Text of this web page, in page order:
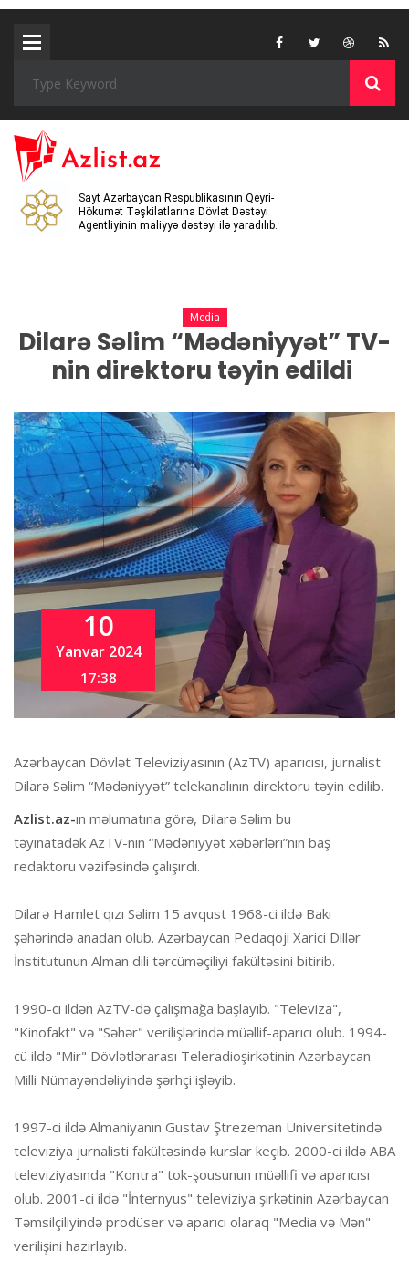
Sayt Azərbaycan Respublikasının Qeyri-
Hökumət Təşkilatlarına Dövlət Dəstəyi
Agentliyinin maliyyə dəstəyi ilə yaradılıb.
Media
Dilarə Səlim “Mədəniyyət” TV-
nin direktoru təyin edildi
10
Yanvar 2024
17:38
Azərbaycan Dövlət Televiziyasının (AzTV) aparıcısı, jurnalist
Dilarə Səlim “Mədəniyyət” telekanalının direktoru təyin edilib.
Azlist.az-ın məlumatına görə, Dilarə Səlim bu
təyinatadək AzTV-nin “Mədəniyyət xəbərləri”nin baş
redaktoru vəzifəsində çalışırdı.
Dilarə Hamlet qızı Səlim 15 avqust 1968-ci ildə Bakı
şəhərində anadan olub. Azərbaycan Pedaqoji Xarici Dillər
İnstitutunun Alman dili tərcüməçiliyi fakültəsini bitirib.
1990-cı ildən AzTV-də çalışmağa başlayıb. "Televiza",
"Kinofakt" və "Səhər" verilişlərində müəllif-aparıcı olub. 1994-
cü ildə "Mir" Dövlətlərarası Teleradioşirkətinin Azərbaycan
Milli Nümayəndəliyində şərhçi işləyib.
1997-ci ildə Almaniyanın Gustav Ştrezeman Universitetində
televiziya jurnalisti fakültəsində kurslar keçib. 2000-ci ildə ABA
televiziyasında "Kontra" tok-şousunun müəllifi və aparıcısı
olub. 2001-ci ildə "İnternyus" televiziya şirkətinin Azərbaycan
Təmsilçiliyində prodüser və aparıcı olaraq "Media və Mən"
verilişini hazırlayıb.